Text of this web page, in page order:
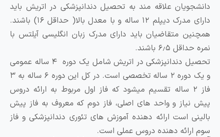
علاقه مند به تحصیل دندانپزشکی در اتریش باید
دارای مدرک دیپلم ۱۲ ساله و با معدل بالا( حداقل ۱۶) باشند.
متقاضیان باید دارای مدرک زبان انگلیسی آیلتس با
حداقل ۶٫۵ باشند.
تحصیل دندانپزشکی در اتریش شامل یک دوره ۴ ساله عمومی
و یک دوره ۲ ساله تخصصی است. در کل این دوره ۶ ساله به ۳
فاز ۲ ساله تقسیم میشود که فاز اول مربوط به ارائه دروس
نیاز و واحد های اصلی، فاز دوم که معروف به فاز پیش
است ارائه دهنده آموزش های تئوری دندانپزشکی و فاز
ارائه دهنده دروس عملی است.